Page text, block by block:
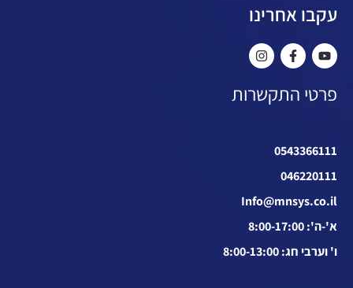
עקבו אחרינו
פרטי התקשרות
0543366111
046220111
Info@mnsys.co.il
א'-ה': 8:00-17:00
ו' וערבי חג: 8:00-13:00